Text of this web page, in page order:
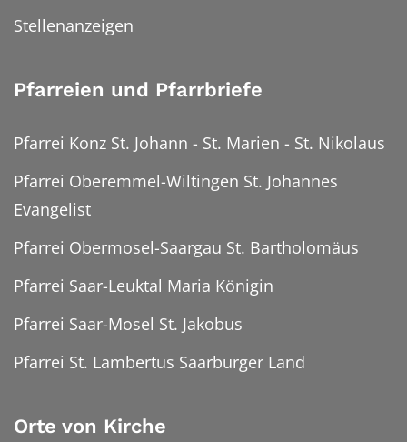
Stellenanzeigen
Pfarreien und Pfarrbriefe
Pfarrei Konz St. Johann - St. Marien - St. Nikolaus
Pfarrei Oberemmel-Wiltingen St. Johannes
Evangelist
Pfarrei Obermosel-Saargau St. Bartholomäus
Pfarrei Saar-Leuktal Maria Königin
Pfarrei Saar-Mosel St. Jakobus
Pfarrei St. Lambertus Saarburger Land
Orte von Kirche